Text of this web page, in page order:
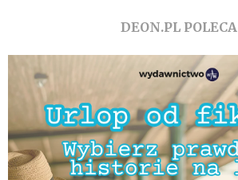
DEON.PL POLECA